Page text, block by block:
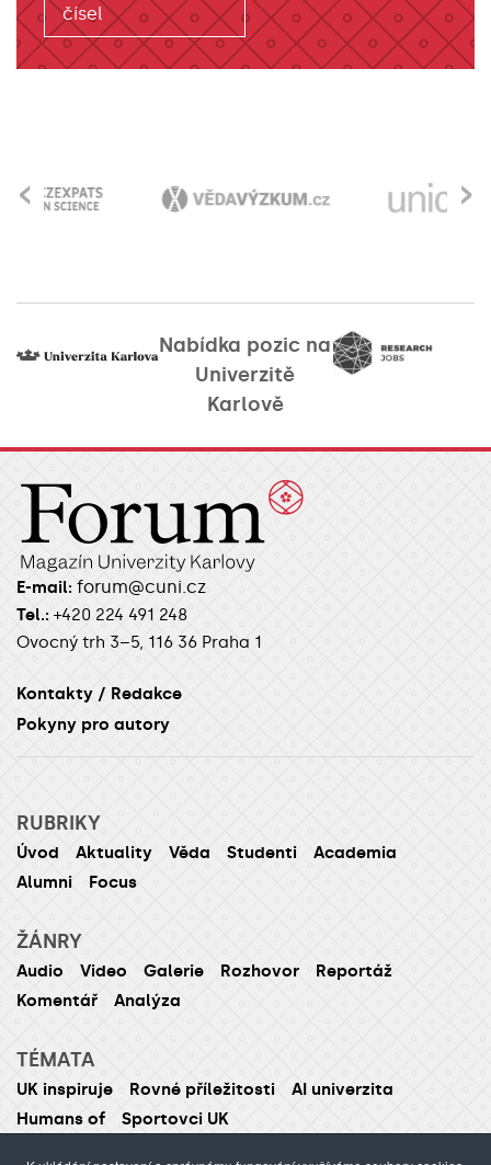
čísel
›
‹
Nabídka pozic na
Univerzitě
Karlově
E-mail: forum@cuni.cz
Tel.: +420 224 491 248
Ovocný trh 3–5, 116 36 Praha 1
Kontakty / Redakce
Pokyny pro autory
RUBRIKY
Úvod Aktuality Věda Studenti
Academia
Alumni
Focus
ŽÁNRY
Audio Video Galerie Rozhovor
Reportáž
Komentář
Analýza
TÉMATA
UK inspiruje Rovné příležitosti
AI univerzita
Humans of
Sportovci UK